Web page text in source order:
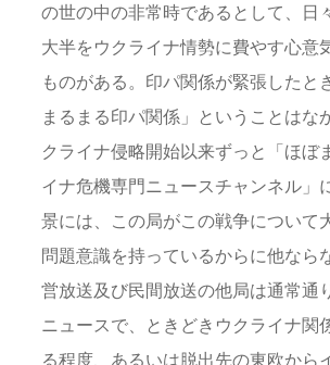
の世の中の非常時であるとして、日
大半をウクライナ情勢に費やす心意
ものがある。印パ関係が緊張したと
まるまる印パ関係」ということはな
クライナ侵略開始以来ずっと「ほぼ
イナ危機専門ニュースチャンネル」
景には、この局がこの戦争について
問題意識を持っているからに他なら
営放送及び民間放送の他局は通常通
ニュースで、ときどきウクライナ関
る程度、あるいは脱出先の東欧から